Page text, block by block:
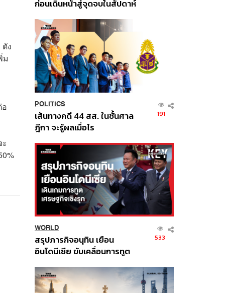
ง
ม
ก่อนเดินหน้าสู่จุดจบในสัปดาห์
POLITICS
เส้นทางคดี 44 สส. ในชั้นศาล
ฎีกา จะรู้ผลเมื่อไร
191
WORLD
สรุปภารกิจอนุทิน เยือน
อินโดนีเซีย ขับเคลื่อนการทูต
ส่วนยุทธศาสตร์ไทย –
อินโดนีเซีย
533